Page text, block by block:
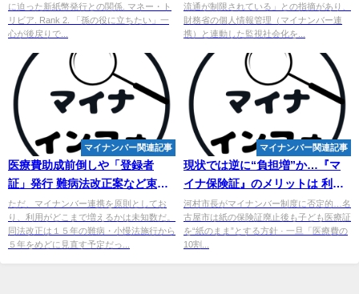
ー）
に迫った新紙幣発行との関係. マネー・ト
リビア. Rank 2. 「孫の役に立ちたい」一
心が後戻りで...
- X
流通が制限されている」との指摘があり、
財務省の個人情報管理（マイナンバー連
携）と連動した監視社会化を...
マイナンバー関連記事
医療費助成前倒しや「登録者
証」発行 難病法改正案など束ね
法案を閣議決定 | アドバンスニュ
ース
ただ、マイナンバー連携を原則としてお
り、利用がどこまで増えるかは未知数だ。
同法改正は１５年の難病・小慢法施行から
５年をめどに見直す予定だっ...
マイナンバー関連記事
現状では逆に“負担増”か…『マ
イナ保険証』のメリットは 利用
率は全国平均わずか13.87％と普
及に ...
河村市長がマイナンバー制度に否定的…名
古屋市は紙の保険証廃止後も子ども医療証
を“紙のまま”とする方針 · 一旦「医療費の
10割...